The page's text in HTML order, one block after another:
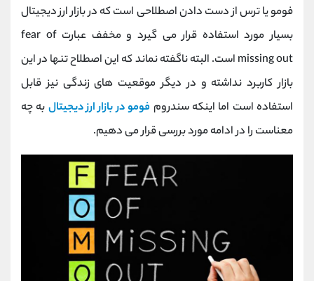
فومو یا ترس از دست دادن اصطلاحی است که در بازار ارز دیجیتال
بسیار مورد استفاده قرار می گیرد و مخفف عبارتfear of
missing out است. البته ناگفته نماند که این اصطلاح تنها در این
بازار کاربرد نداشته و در دیگر موقعیت های زندگی نیز قابل
استفاده است اما اینکه سندروم فومو در بازار ارز دیجیتال به چه
معناست را در ادامه مورد بررسی قرار می دهیم.